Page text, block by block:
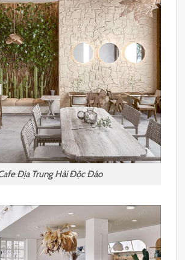
Địa Trung Hải Độc Đáo